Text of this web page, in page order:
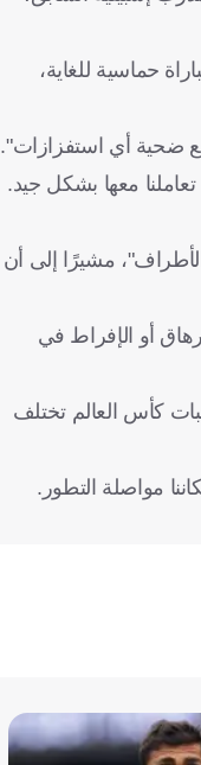
حماسية للغاية،
ضحية أي استفزازات".
تعاملنا معها بشكل جيد.
مشيرًا إلى أن
أو الإفراط في
كأس العالم تختلف
مواصلة التطور.